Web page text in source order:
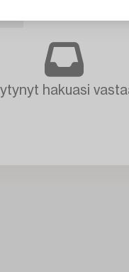
hakuasi